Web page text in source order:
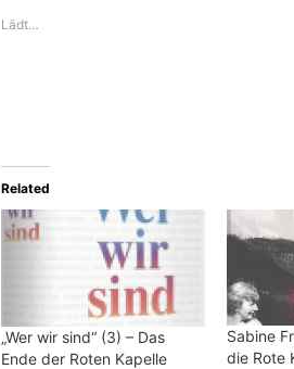
Lädt…
Related
„Wer wir sind“ (3) – Das
Ende der Roten Kapelle
Sabine
die Rote